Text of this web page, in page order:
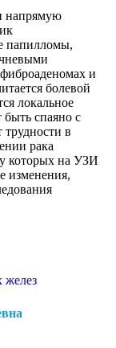
напрямую
папилломы,
и
болевой
локальное
спаяно с
в
рака
которых на УЗИ
изменения,